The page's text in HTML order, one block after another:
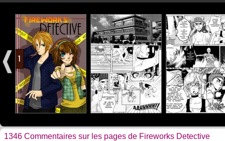
1346 Commentaires sur les pages de Fireworks Detective